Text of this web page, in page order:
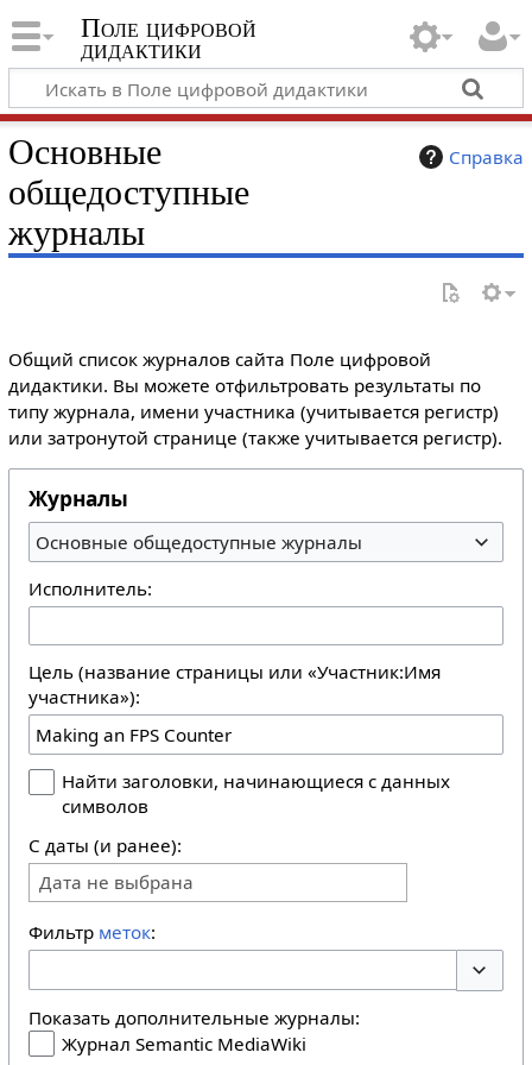
Поле цифровой
дидактики
Справка
Основные
общедоступные
журналы
Общий список журналов сайта Поле цифровой
дидактики. Вы можете отфильтровать результаты по
типу журнала, имени участника (учитывается регистр)
или затронутой странице (также учитывается регистр).
Журналы
Основные общедоступные журналы
Исполнитель:
Цель (название страницы или «Участник:Имя
участника»):
Найти заголовки, начинающиеся с данных
символов
С даты (и ранее):
Дата не выбрана
Фильтр меток:
Показать дополнительные журналы:
Журнал Semantic MediaWiki